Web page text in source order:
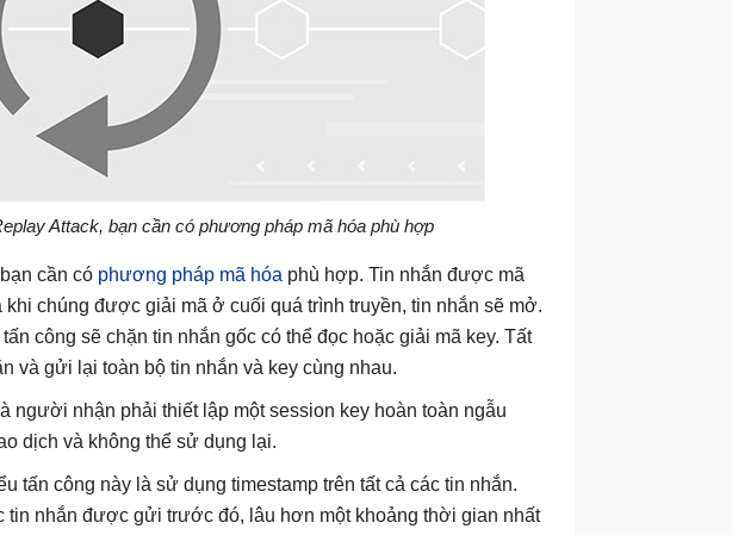
Attack, bạn cần có phương pháp mã hóa phù hợp
cần có phương pháp mã hóa phù hợp. Tin nhắn được mã
khi chúng được giải mã ở cuối quá trình truyền, tin nhắn sẽ mở.
công sẽ chặn tin nhắn gốc có thể đọc hoặc giải mã key. Tất
và gửi lại toàn bộ tin nhắn và key cùng nhau.
nhận phải thiết lập một session key hoàn toàn ngẫu
dịch và không thể sử dụng lại.
tấn công này là sử dụng timestamp trên tất cả các tin nhắn.
nhắn được gửi trước đó, lâu hơn một khoảng thời gian nhất